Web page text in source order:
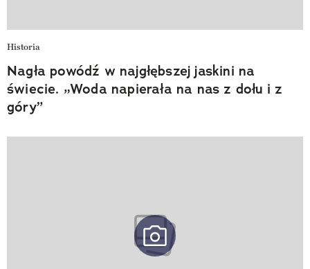
Historia
Nagła powódź w najgłębszej jaskini na
świecie. „Woda napierała na nas z dołu i z
góry”